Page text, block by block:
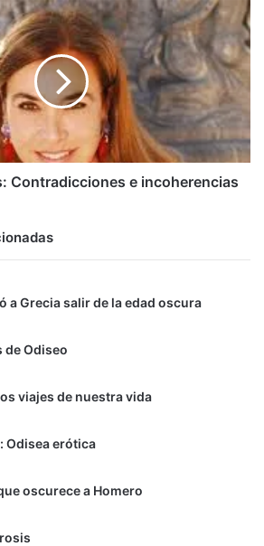
Contradicciones e incoherencias
a Grecia salir de la edad oscura
de Odiseo
viajes de nuestra vida
Odisea erótica
oscurece a Homero